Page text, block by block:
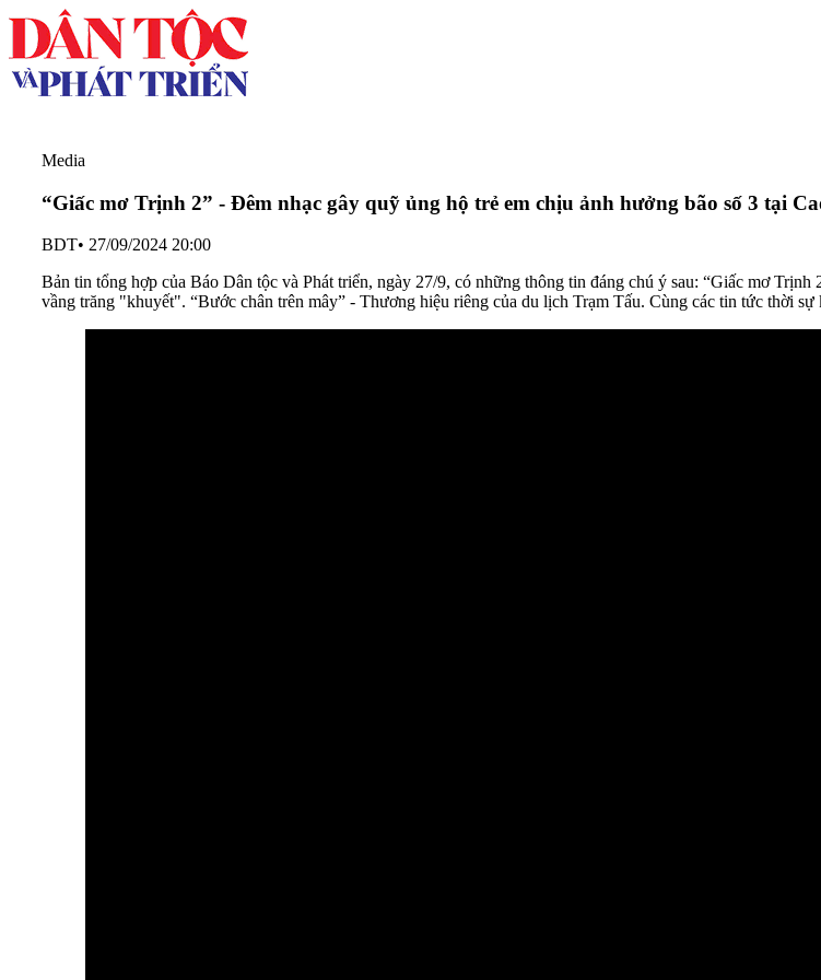
Media
“Giấc mơ Trịnh 2” - Đêm nhạc gây quỹ ủng hộ trẻ em chịu ảnh hưởng bão số 3 tại
BDT• 27/09/2024 20:00
Bản tin tổng hợp của Báo Dân tộc và Phát triển, ngày 27/9, có những thông tin đáng chú ý sau: “Giấc mơ
vầng trăng "khuyết". “Bước chân trên mây” - Thương hiệu riêng của du lịch Trạm Tấu. Cùng các tin tức thời